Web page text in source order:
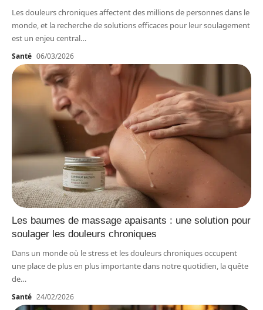
Les douleurs chroniques affectent des millions de personnes dans le
monde, et la recherche de solutions efficaces pour leur soulagement
est un enjeu central…
Santé 06/03/2026
Les baumes de massage apaisants : une solution pour
soulager les douleurs chroniques
Dans un monde où le stress et les douleurs chroniques occupent
une place de plus en plus importante dans notre quotidien, la quête
de…
Santé 24/02/2026